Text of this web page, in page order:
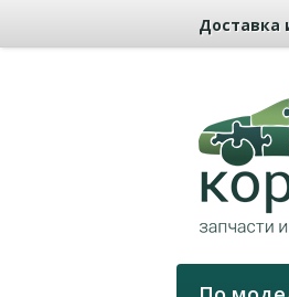
Доставка